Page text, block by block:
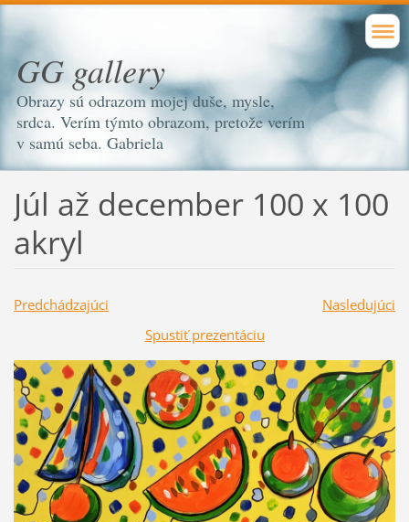
GG gallery
Obrazy sú odrazom mojej duše, mysle,
srdca. Verím týmto obrazom, pretože verím
v samú seba. Gabriela
Júl až december 100 x 100
akryl
Predchádzajúci
Nasledujúci
Spustiť prezentáciu